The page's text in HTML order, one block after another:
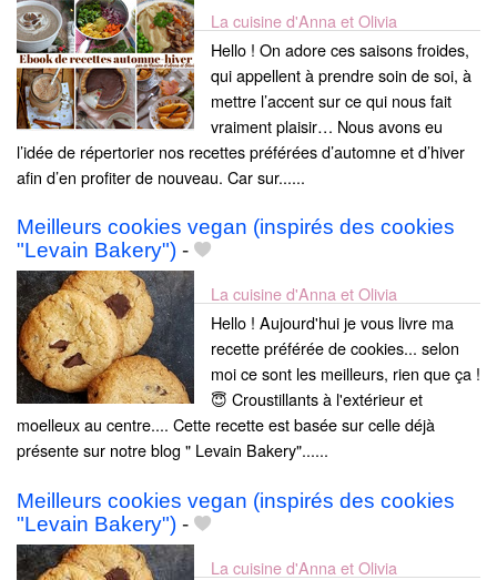
La cuisine d'Anna et Olivia
Hello ! On adore ces saisons froides,
qui appellent à prendre soin de soi, à
mettre l’accent sur ce qui nous fait
vraiment plaisir… Nous avons eu
l’idée de répertorier nos recettes préférées d’automne et d’hiver
afin d’en profiter de nouveau. Car sur......
Meilleurs cookies vegan (inspirés des cookies
"Levain Bakery") -
La cuisine d'Anna et Olivia
Hello ! Aujourd'hui je vous livre ma
recette préférée de cookies... selon
moi ce sont les meilleurs, rien que ça !
😇 Croustillants à l'extérieur et
moelleux au centre.... Cette recette est basée sur celle déjà
présente sur notre blog " Levain Bakery"......
Meilleurs cookies vegan (inspirés des cookies
"Levain Bakery") -
La cuisine d'Anna et Olivia